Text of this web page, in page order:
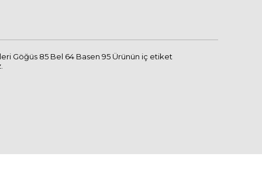
Göğüs 85 Bel 64 Basen 95 Ürünün iç etiket